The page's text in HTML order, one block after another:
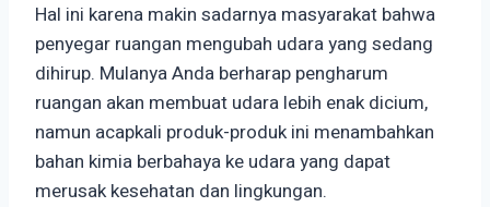
Hal ini karena makin sadarnya masyarakat bahwa
penyegar ruangan mengubah udara yang sedang
dihirup. Mulanya Anda berharap pengharum
ruangan akan membuat udara lebih enak dicium,
namun acapkali produk-produk ini menambahkan
bahan kimia berbahaya ke udara yang dapat
merusak kesehatan dan lingkungan.